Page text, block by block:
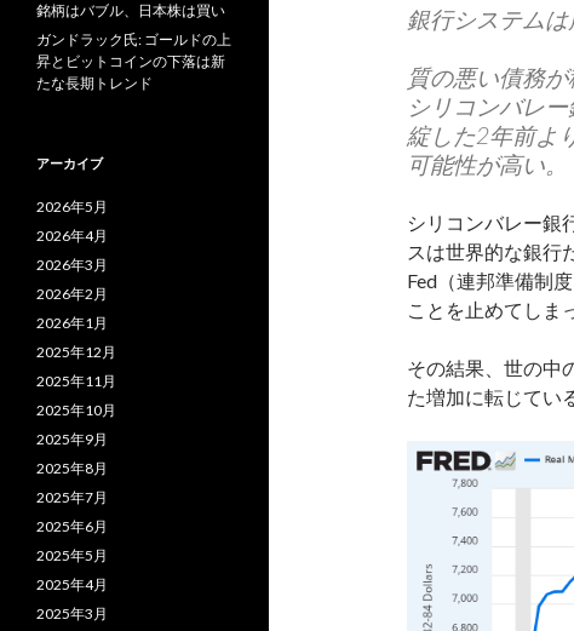
銀行システムは
質の悪い債務
シリコンバレ
綻した2年前よ
可能性が高い。
シリコンバレー銀
スは世界的な銀行
Fed（連邦準備制
ことを止めてしま
その結果、世の中
た増加に転じてい
銘柄はバブル、日本株は買い
ガンドラック氏: ゴールドの上
昇とビットコインの下落は新
たな長期トレンド
アーカイブ
2026年5月
2026年4月
2026年3月
2026年2月
2026年1月
2025年12月
2025年11月
2025年10月
2025年9月
2025年8月
2025年7月
2025年6月
2025年5月
2025年4月
2025年3月